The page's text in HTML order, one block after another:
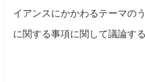
イアンスにかかわるテーマの
に関する事項に関して議論す